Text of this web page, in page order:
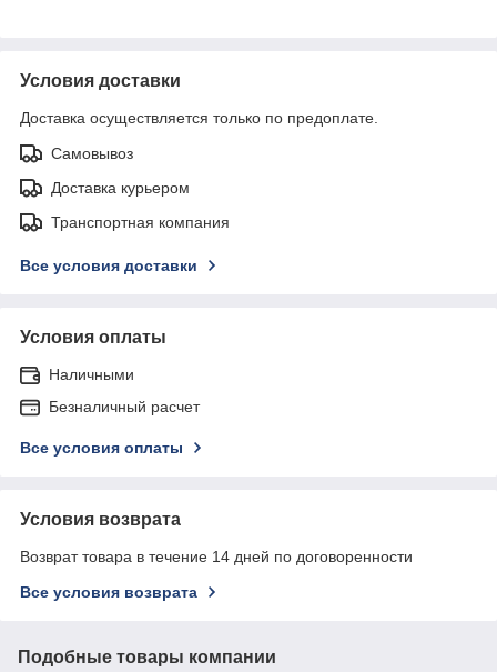
Условия доставки
Доставка осуществляется только по предоплате.
Самовывоз
Доставка курьером
Транспортная компания
Все условия доставки
Условия оплаты
Наличными
Безналичный расчет
Все условия оплаты
Условия возврата
Возврат товара в течение 14 дней по договоренности
Все условия возврата
Подобные товары компании